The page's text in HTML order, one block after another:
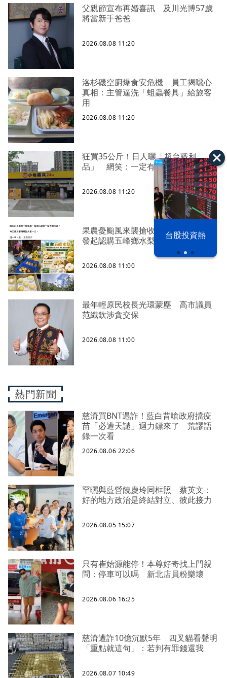
漢光42演習 台股投資熱
父親節宣布再婚喜訊 及川光博57歲
將當新手爸爸
2026.08.08 11:20
洛杉磯空廚爆食安危機 員工揭噁心
真相：主管逼洗「蛆蟲餐具」給旅客
用
2026.08.08 11:20
狂買35公斤！日人曬「超台戰利
品」 網笑：一定有去小北
2026.08.08 11:20
果農憂颱風來襲搶收救生計 徐欣瑩
發起認購五峰鄉水梨行動
2026.08.08 11:00
最年輕原民校長光環蒙塵 高市議員
范織欽涉貪交保
2026.08.08 11:00
熱門新聞
慈濟買BNT遇詐！藍白昔嗆政府擋疫
苗「必遭天譴」迴力鏢來了 荒謬語
錄一次看
2026.08.06 22:06
罕曬與藍營饒慶玲同框照 蔡英文：
好的地方政治是終結對立、彼此接力
2026.08.05 15:07
只有崔始源能停！本尊好奇找上門親
問：停車可以嗎 新北店員粉樂壞
2026.08.06 16:25
慈濟遭詐10億沉默5年 四叉貓看聲明
「重點就這句」：若判有罪錢還我
2026.08.07 10:49